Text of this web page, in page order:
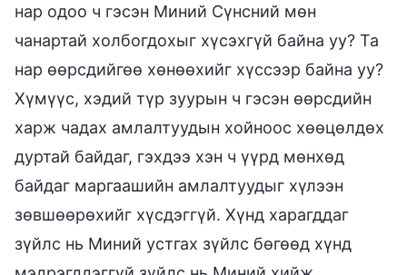
нар одоо ч гэсэн Миний Сүнсний мөн
чанартай холбогдохыг хүсэхгүй байна уу? Та
нар өөрсдийгөө хөнөөхийг хүссээр байна уу?
Хүмүүс, хэдий түр зуурын ч гэсэн өөрсдийн
харж чадах амлалтуудын хойноос хөөцөлдөх
дуртай байдаг, гэхдээ хэн ч үүрд мөнхөд
байдаг маргаашийн амлалтуудыг хүлээн
зөвшөөрөхийг хүсдэггүй. Хүнд харагддаг
зүйлс нь Миний устгах зүйлс бөгөөд хүнд